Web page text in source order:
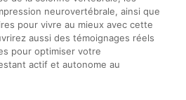
neurovertébrale, ainsi que
pour vivre au mieux avec cette
aussi des témoignages réels
pour optimiser votre
actif et autonome au